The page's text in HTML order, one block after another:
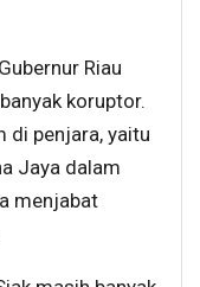
Riau
koruptor.
di penjara, yaitu
Jaya dalam
menjabat